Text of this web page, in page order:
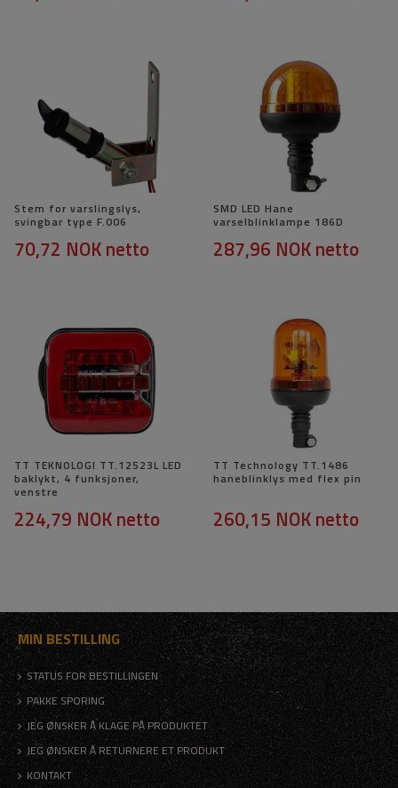
Stem for varslingslys,
svingbar type F.006
70,72 NOKnetto
SMD LED Hane
varselblinklampe 186D
287,96 NOKnetto
TT TEKNOLOGI TT.12523L LED
baklykt, 4 funksjoner,
venstre
224,79 NOKnetto
TT Technology TT.1486
haneblinklys med flex pin
260,15 NOKnetto
MIN BESTILLING
STATUS FOR BESTILLINGEN
PAKKE SPORING
JEG ØNSKER Å KLAGE PÅ PRODUKTET
JEG ØNSKER Å RETURNERE ET PRODUKT
KONTAKT